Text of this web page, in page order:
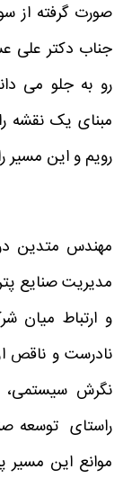
صورت گرفته از
جناب دکتر علی
رو به جلو می
مبنای یک نقشه
رویم و این مسیر
مهندس متدین
مدیریت صنایع
و ارتباط میان
نادرست و ناقص
نگرش
راستای توسعه
موانع این مسیر